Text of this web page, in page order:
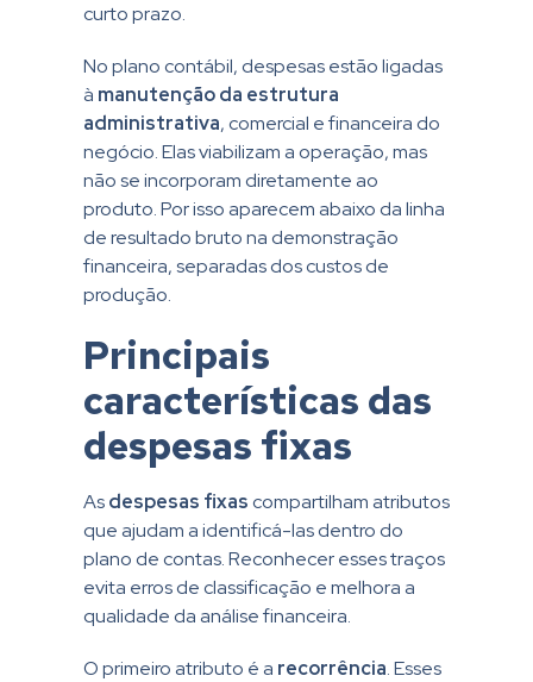
curto prazo.
No plano contábil, despesas estão ligadas
à manutenção da estrutura
administrativa, comercial e financeira do
negócio. Elas viabilizam a operação, mas
não se incorporam diretamente ao
produto. Por isso aparecem abaixo da linha
de resultado bruto na demonstração
financeira, separadas dos custos de
produção.
Principais
características das
despesas fixas
Asdespesas fixas compartilham atributos
que ajudam a identificá-las dentro do
plano de contas. Reconhecer esses traços
evita erros de classificação e melhora a
qualidade da análise financeira.
O primeiro atributo é a recorrência. Esses